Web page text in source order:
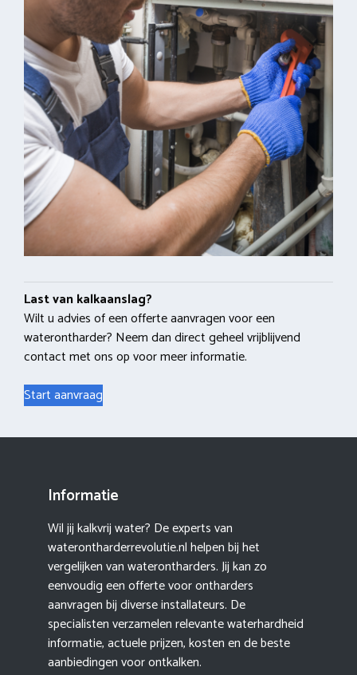
Last van kalkaanslag?
Wilt u advies of een offerte aanvragen voor een
waterontharder? Neem dan direct geheel vrijblijvend
contact met ons op voor meer informatie.
Start aanvraag
Informatie
Wil jij kalkvrij water? De experts van
waterontharderrevolutie.nl helpen bij het
vergelijken van waterontharders. Jij kan zo
eenvoudig een offerte voor ontharders
aanvragen bij diverse installateurs. De
specialisten verzamelen relevante waterhardheid
informatie, actuele prijzen, kosten en de beste
aanbiedingen voor ontkalken.